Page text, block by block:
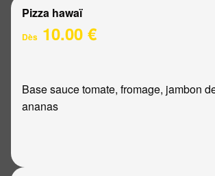
Pizza hawaï
Dès 10.00 €
Base sauce tomate, fromage, jambon
ananas